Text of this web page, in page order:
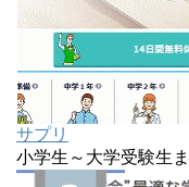
サプリ
小学生～大学受験生